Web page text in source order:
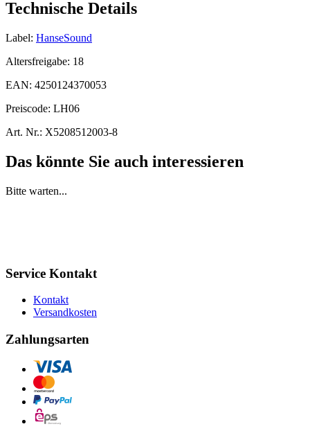
Technische Details
Label: HanseSound
Altersfreigabe: 18
EAN: 4250124370053
Preiscode: LH06
Art. Nr.: X5208512003-8
Das könnte Sie auch interessieren
Bitte warten...
Service Kontakt
Kontakt
Versandkosten
Zahlungsarten